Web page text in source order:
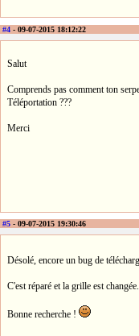
#4 - 09-07-2015 18:12:22
Salut
Comprends pas comment ton
Téléportation ???
Merci
#5 - 09-07-2015 19:30:46
Désolé, encore un bug de
C'est réparé et la grille est changée.
Bonne recherche !